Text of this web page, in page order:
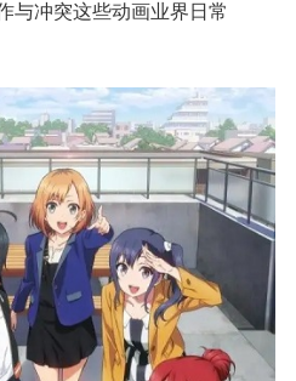
与冲突这些动画业界日常